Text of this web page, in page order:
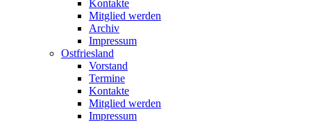
Kontakte
Mitglied werden
Archiv
Impressum
Ostfriesland
Vorstand
Termine
Kontakte
Mitglied werden
Impressum